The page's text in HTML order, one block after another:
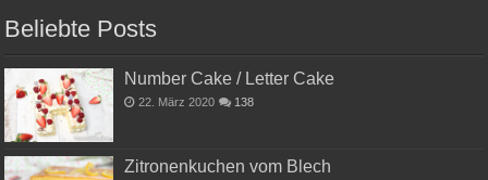
Beliebte Posts
Number Cake / Letter Cake
22. März 2020 138
Zitronenkuchen vom Blech